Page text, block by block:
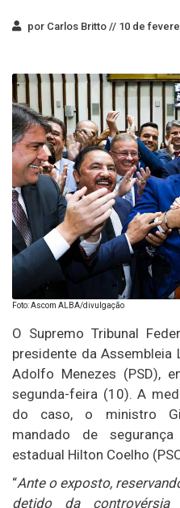
por Carlos Britto // 10 de
Foto: Ascom ALBA/divulgação
O Supremo Tribunal
presidente da Assembleia
Adolfo Menezes (PSD),
segunda-feira (10). A
do caso, o ministro
mandado de
estadual Hilton Coelho
“Ante o exposto,
detido da